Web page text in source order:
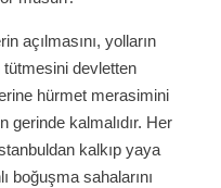
açılmasını, yolların
tütmesini devletten
hürmet merasimini
gerinde kalmalıdır. Her
kalkıp yaya
boğuşma sahalarını